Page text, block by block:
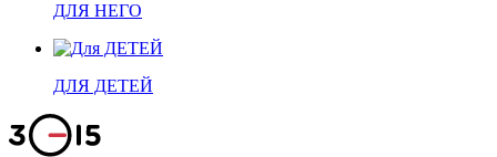
ДЛЯ НЕГО
ДЛЯ ДЕТЕЙ